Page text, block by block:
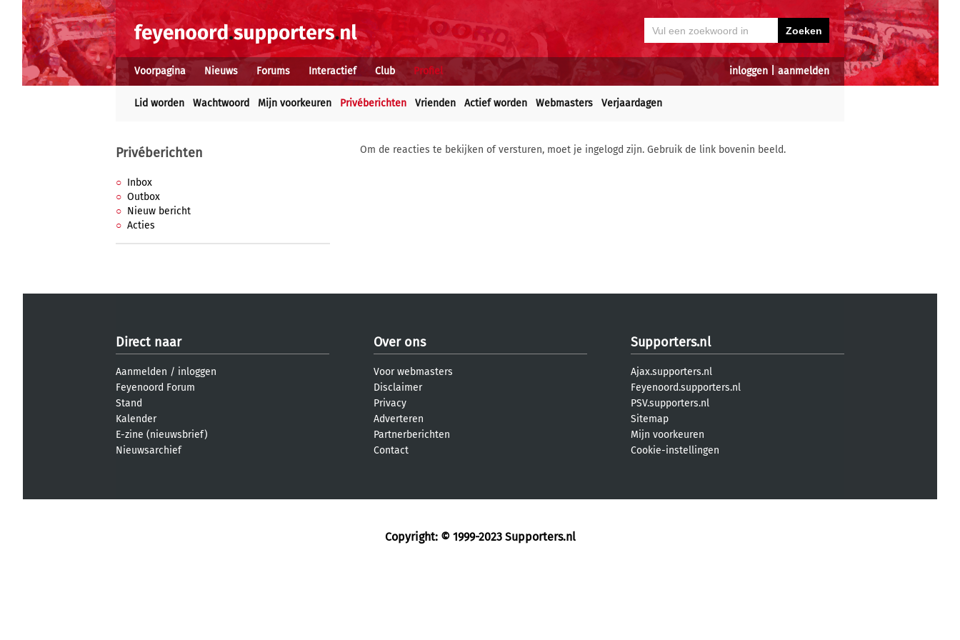
inloggen aanmelden
Voorpagina Nieuws Forums Interactief Club Profiel
Lid worden Wachtwoord Mijn voorkeuren Privéberichten Vrienden Actief worden Webmasters Verjaardagen
Privéberichten
Inbox
Outbox
Nieuw bericht
Acties
Om de reacties te bekijken of versturen, moet je ingelogd zijn. Gebruik de link bovenin beeld.
Direct naar
Aanmelden / inloggen
Feyenoord Forum
Stand
Kalender
E-zine (nieuwsbrief)
Nieuwsarchief
Over ons
Voor webmasters
Disclaimer
Privacy
Adverteren
Partnerberichten
Contact
Supporters.nl
Ajax.supporters.nl
Feyenoord.supporters.nl
PSV.supporters.nl
Sitemap
Mijn voorkeuren
Cookie-instellingen
Copyright: © 1999-2023 Supporters.nl